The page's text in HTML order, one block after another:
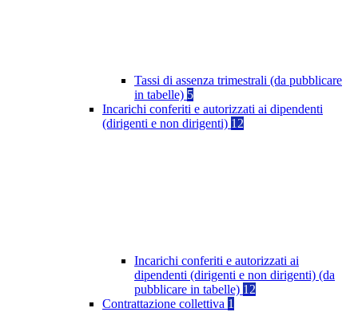
Tassi di assenza trimestrali (da pubblicare
in tabelle) 5
Incarichi conferiti e autorizzati ai dipendenti
(dirigenti e non dirigenti) 12
Incarichi conferiti e autorizzati ai
dipendenti (dirigenti e non dirigenti) (da
pubblicare in tabelle) 12
Contrattazione collettiva 1